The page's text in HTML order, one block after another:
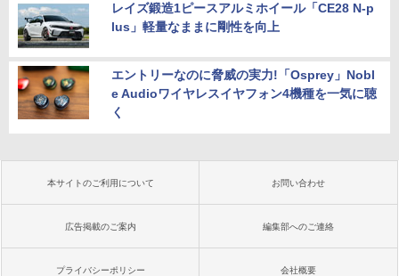
レイズ鍛造1ピースアルミホイール「CE28 N-p
lus」軽量なままに剛性を向上
エントリーなのに脅威の実力!「Osprey」Nobl
e Audioワイヤレスイヤフォン4機種を一気に聴
く
本サイトのご利用について お問い合わせ
広告掲載のご案内 編集部へのご連絡
プライバシーポリシー 会社概要